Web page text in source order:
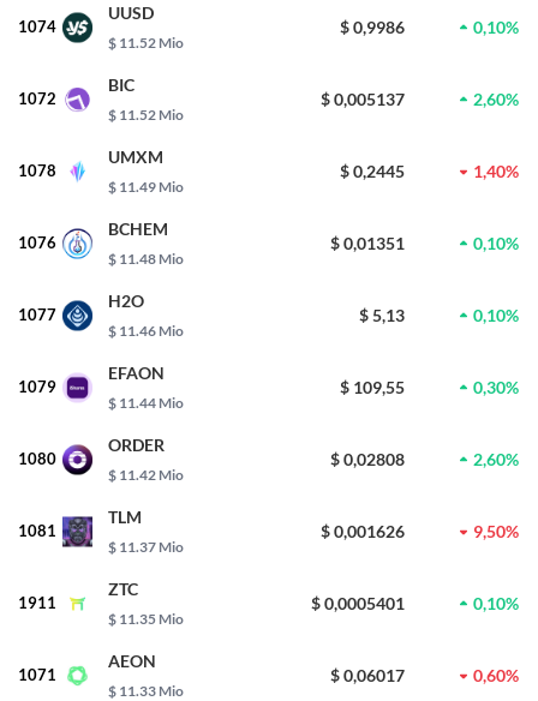
1074
UUSD
$ 11.52 Mio
$ 0,9986 0,10%
1072
BIC
$ 11.52 Mio
$ 0,005137 2,60%
1078
UMXM
$ 11.49 Mio
$ 0,2445 1,40%
1076
BCHEM
$ 11.48 Mio
$ 0,01351 0,10%
1077
H2O
$ 11.46 Mio
$ 5,13 0,10%
1079
EFAON
$ 11.44 Mio
$ 109,55 0,30%
1080
ORDER
$ 11.42 Mio
$ 0,02808 2,60%
1081
TLM
$ 11.37 Mio
$ 0,001626 9,50%
1911
ZTC
$ 11.35 Mio
$ 0,0005401 0,10%
1071
AEON
$ 11.33 Mio
$ 0,06017 0,60%